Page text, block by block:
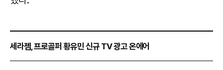
세라젬, 프로골퍼 황유민 신규 TV 광고 온에어